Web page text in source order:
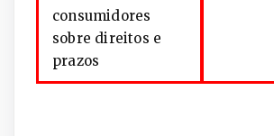
consumidores
sobre direitos e
prazos